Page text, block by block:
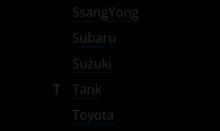
SsangYong
Subaru
Suzuki
T
Tank
Toyota